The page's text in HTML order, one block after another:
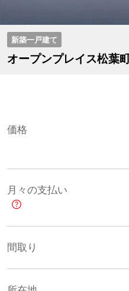
新築一戸建て
オープンプレイス松葉
価格
月々の支払い
間取り